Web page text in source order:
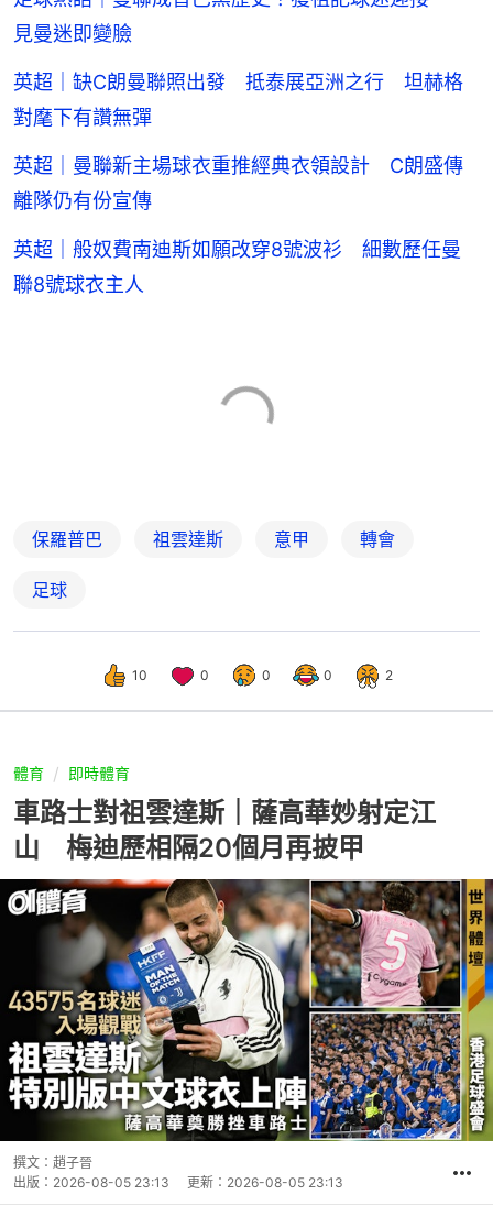
見曼迷即變臉
英超｜缺C朗曼聯照出發 抵泰展亞洲之行 坦赫格
對麾下有讚無彈
英超｜曼聯新主場球衣重推經典衣領設計 C朗盛傳
離隊仍有份宣傳
英超｜般奴費南迪斯如願改穿8號波衫 細數歷任曼
聯8號球衣主人
保羅普巴 祖雲達斯 意甲 轉會
足球
10 0 0 0 2
體育 即時體育
車路士對祖雲達斯｜薩高華妙射定江
山 梅迪歷相隔20個月再披甲
撰文： 趙子晉
出版： 2026-08-05 23:13 更新： 2026-08-05 23:13